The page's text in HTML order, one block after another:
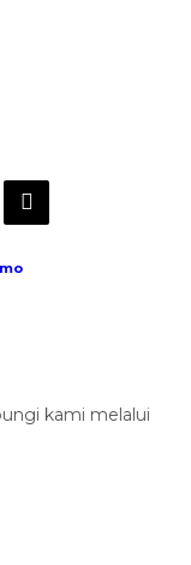
kami melalui